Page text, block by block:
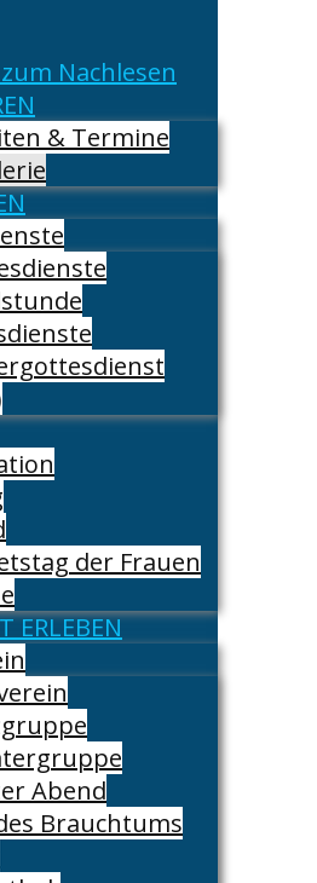
Nachlesen
& Termine
der Frauen
ERLEBEN
Abend
Brauchtums